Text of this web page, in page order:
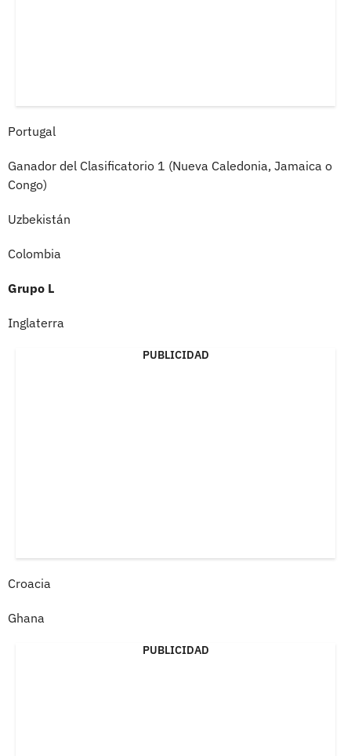
Portugal
Ganador del Clasificatorio 1 (Nueva Caledonia, Jamaica o
Congo)
Uzbekistán
Colombia
Grupo L
Inglaterra
PUBLICIDAD
Croacia
Ghana
PUBLICIDAD